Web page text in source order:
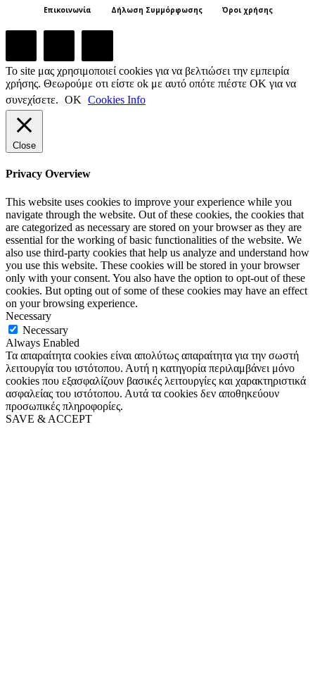
Επικοινωνία Δήλωση Συμμόρφωσης Όροι χρήσης
Το site μας χρησιμοποιεί cookies για να βελτιώσει την εμπειρία
χρήσης. Θεωρούμε οτι είστε ok με αυτό οπότε πιέστε ΟΚ για να
συνεχίσετε. ΟΚ Cookies Info
Close
Privacy Overview
This website uses cookies to improve your experience while you
navigate through the website. Out of these cookies, the cookies that
are categorized as necessary are stored on your browser as they are
essential for the working of basic functionalities of the website. We
also use third-party cookies that help us analyze and understand how
you use this website. These cookies will be stored in your browser
only with your consent. You also have the option to opt-out of these
cookies. But opting out of some of these cookies may have an effect
on your browsing experience.
Necessary
Necessary
Always Enabled
Τα απαραίτητα cookies είναι απολύτως απαραίτητα για την σωστή
λειτουργία του ιστότοπου. Αυτή η κατηγορία περιλαμβάνει μόνο
cookies που εξασφαλίζουν βασικές λειτουργίες και χαρακτηριστικά
ασφαλείας του ιστότοπου. Αυτά τα cookies δεν αποθηκεύουν
προσωπικές πληροφορίες.
SAVE & ACCEPT